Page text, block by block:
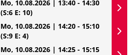
Mo, 10.08.2026 | 13:40 - 14:30
(S:6 E: 10)
Mo, 10.08.2026 | 14:20 - 15:10
(S:9 E: 4)
Mo, 10.08.2026 | 14:25 - 15:15